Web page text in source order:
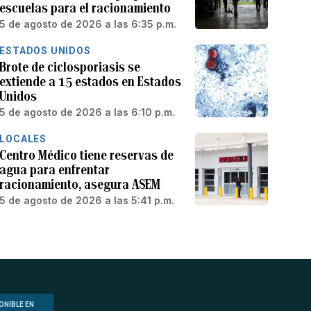
escuelas para el racionamiento
5 de agosto de 2026 a las 6:35 p.m.
ESTADOS UNIDOS
Brote de ciclosporiasis se
extiende a 15 estados en Estados
Unidos
5 de agosto de 2026 a las 6:10 p.m.
LOCALES
Centro Médico tiene reservas de
agua para enfrentar
racionamiento, asegura ASEM
5 de agosto de 2026 a las 5:41 p.m.
EN